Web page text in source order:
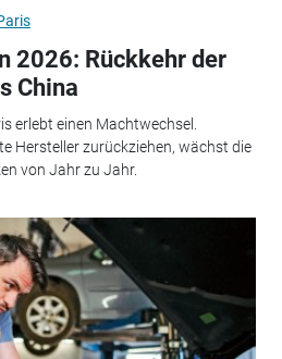
2026: Rückkehr der
China
erlebt einen Machtwechsel.
Hersteller zurückziehen, wächst die
von Jahr zu Jahr.